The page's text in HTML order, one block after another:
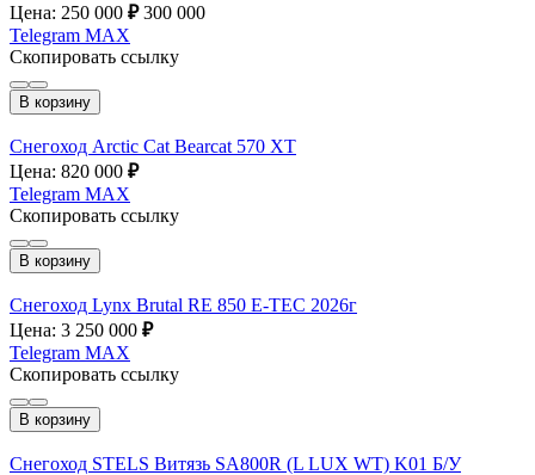
Цена: 250 000 ₽ 300 000
Telegram MAX
Скопировать ссылку
В корзину
Снегоход Arctic Cat Bearcat 570 XT
Цена: 820 000 ₽
Telegram MAX
Скопировать ссылку
В корзину
Снегоход Lynx Brutal RE 850 E-TEC 2026г
Цена: 3 250 000 ₽
Telegram MAX
Скопировать ссылку
В корзину
Снегоход STELS Витязь SA800R (L LUX WT) K01 Б/У